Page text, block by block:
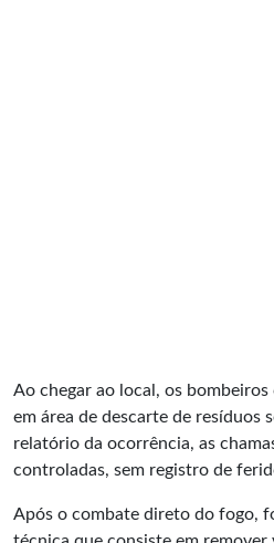
Ao chegar ao local, os
em área de descarte de resíduos
relatório da ocorrência, as
controladas, sem registro de
Após o combate direto do fogo,